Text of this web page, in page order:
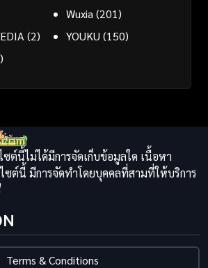
Wuxia (201)
(2) YOUKU (150)
ต์นี้ไม่ได้มีการจัดเก็บข้อมูลใด เนื้อหา
ซต์นี้ มีการจัดทำโดยบุคคลที่สามที่ให้บริการ
Terms & Conditions